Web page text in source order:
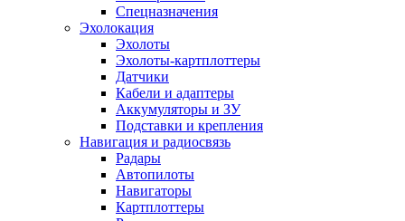
Спецназначения
Эхолокация
Эхолоты
Эхолоты-картплоттеры
Датчики
Кабели и адаптеры
Аккумуляторы и ЗУ
Подставки и крепления
Навигация и радиосвязь
Радары
Автопилоты
Навигаторы
Картплоттеры